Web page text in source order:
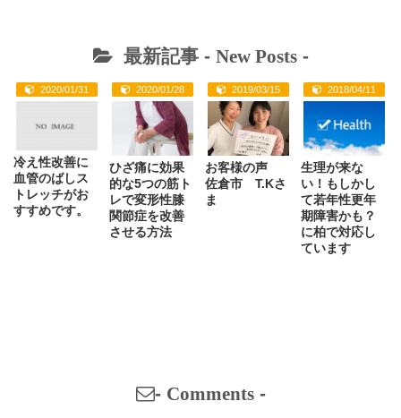
最新記事 - New Posts-
2020/01/31
冷え性改善に
血管のばしス
トレッチがお
すすめです。
2020/01/28
ひざ痛に効果
的な5つの筋ト
レで変形性膝
関節症を改善
させる方法
2019/03/15
お客様の声
佐倉市 T.Kさ
ま
2018/04/11
生理が来な
い！もしかし
て若年性更年
期障害かも？
に柏で対応し
ています
- Comments-